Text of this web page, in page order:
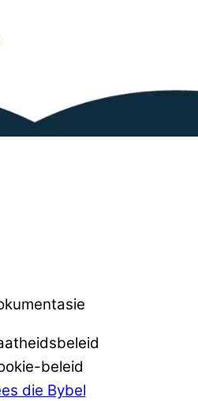
beleid
die Bybel